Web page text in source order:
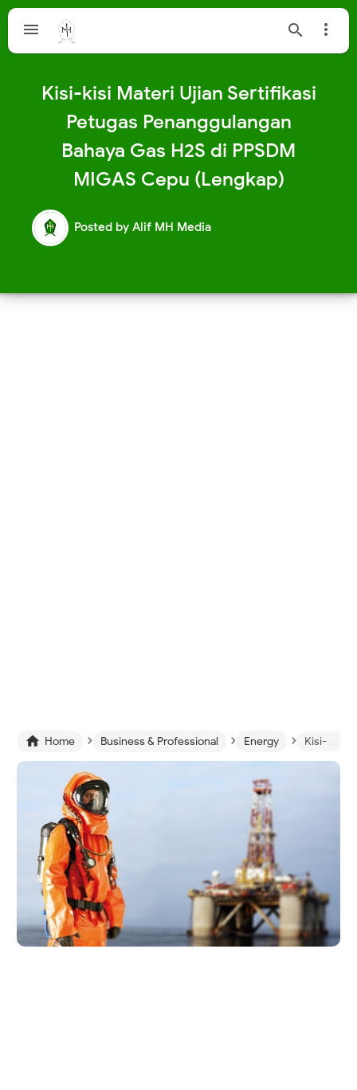
  
Kisi-kisi Materi Ujian Sertifikasi
Petugas Penanggulangan
Bahaya Gas H2S di PPSDM
MIGAS Cepu (Lengkap)
Posted by Alif MH Media
 Home › Business & Professional › Energy › Kisi-kisi Materi Ujian Sertifikasi Petugas Penanggulangan Bahaya Gas H2S di PPSDM MIGAS Cepu (Lengkap)